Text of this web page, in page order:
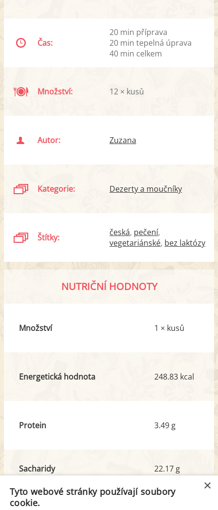
Čas:
20 min příprava
20 min tepelná úprava
40 min celkem
Množství: 12 × kusů
Autor: Zuzana
Kategorie: Dezerty a moučníky
Štítky: česká pečení
vegetariánské bez laktózy
NUTRIČNÍ HODNOTY
Množství 1 × kusů
Energetická hodnota 248.83 kcal
Protein 3.49 g
Sacharidy
22.17 g
×
Tyto webové stránky používají soubory
cookie.